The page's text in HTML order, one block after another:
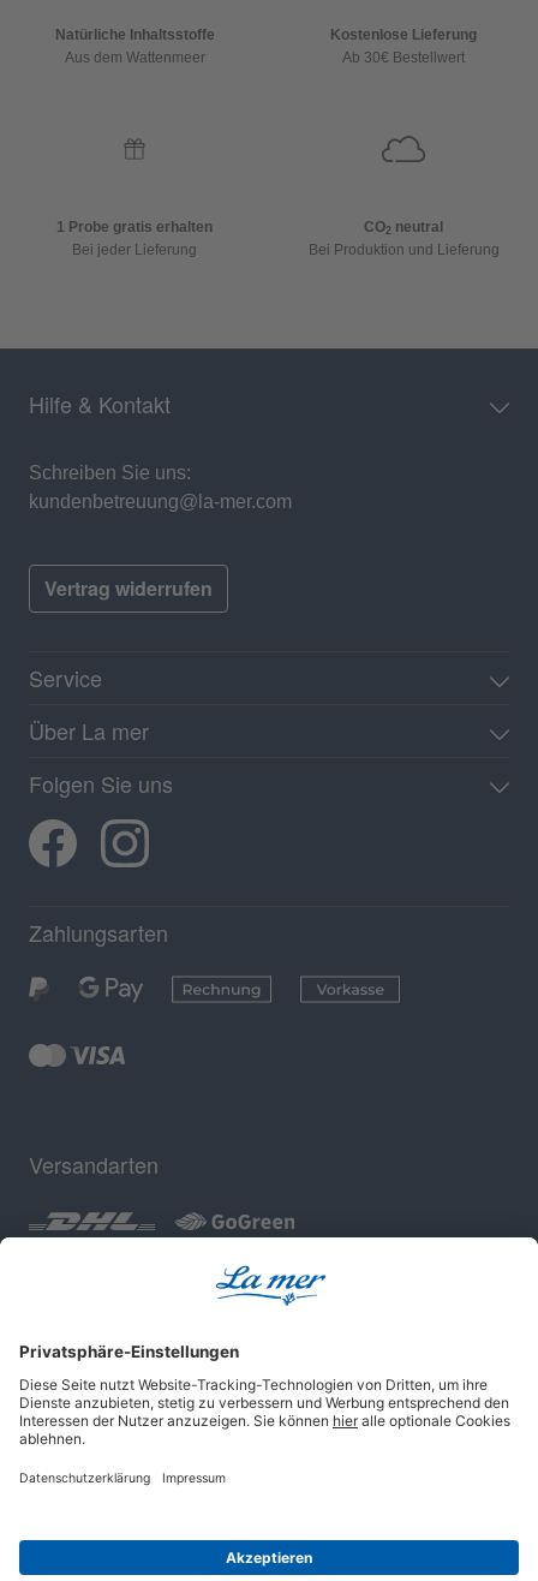
Natürliche Inhaltsstoffe
Aus dem Wattenmeer
Kostenlose Lieferung
Ab 30€ Bestellwert
1 Probe gratis erhalten
Bei jeder Lieferung
CO2 neutral
Bei Produktion und Lieferung
Hilfe & Kontakt
Schreiben Sie uns:
kundenbetreuung@la-mer.com
Vertrag widerrufen
Service
Über La mer
Folgen Sie uns
Zahlungsarten
Versandarten
Impressum AGB
Datenschutz